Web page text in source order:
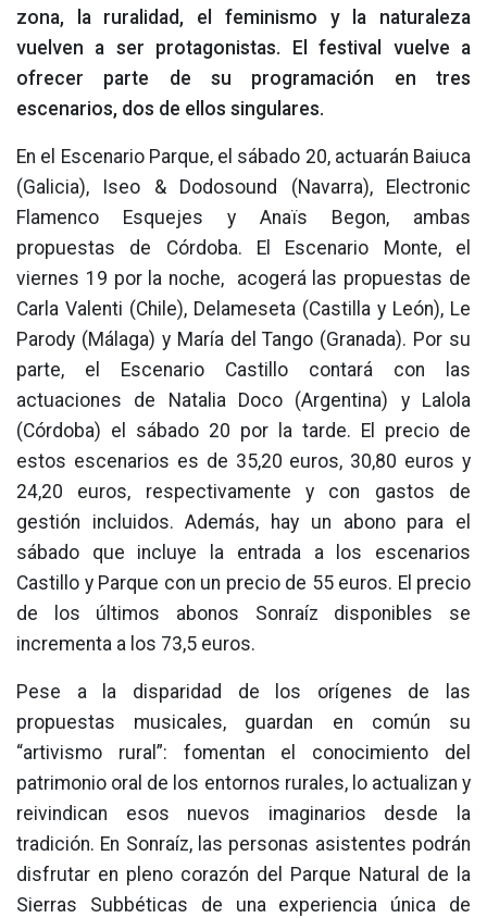
zona, la ruralidad, el feminismo y la naturaleza
vuelven a ser protagonistas. El festival vuelve a
ofrecer parte de su programación en tres
escenarios, dos de ellos singulares.
En el Escenario Parque, el sábado 20, actuarán Baiuca
(Galicia), Iseo & Dodosound (Navarra), Electronic
Flamenco Esquejes y Anaïs Begon, ambas
propuestas de Córdoba. El Escenario Monte, el
viernes 19 por la noche, acogerá las propuestas de
Carla Valenti (Chile), Delameseta (Castilla y León), Le
Parody (Málaga) y María del Tango (Granada). Por su
parte, el Escenario Castillo contará con las
actuaciones de Natalia Doco (Argentina) y Lalola
(Córdoba) el sábado 20 por la tarde. El precio de
estos escenarios es de 35,20 euros, 30,80 euros y
24,20 euros, respectivamente y con gastos de
gestión incluidos. Además, hay un abono para el
sábado que incluye la entrada a los escenarios
Castillo y Parque con un precio de 55 euros. El precio
de los últimos abonos Sonraíz disponibles se
incrementa a los 73,5 euros.
Pese a la disparidad de los orígenes de las
propuestas musicales, guardan en común su
“artivismo rural”: fomentan el conocimiento del
patrimonio oral de los entornos rurales, lo actualizan y
reivindican esos nuevos imaginarios desde la
tradición. En Sonraíz, las personas asistentes podrán
disfrutar en pleno corazón del Parque Natural de la
Sierras Subbéticas de una experiencia única de